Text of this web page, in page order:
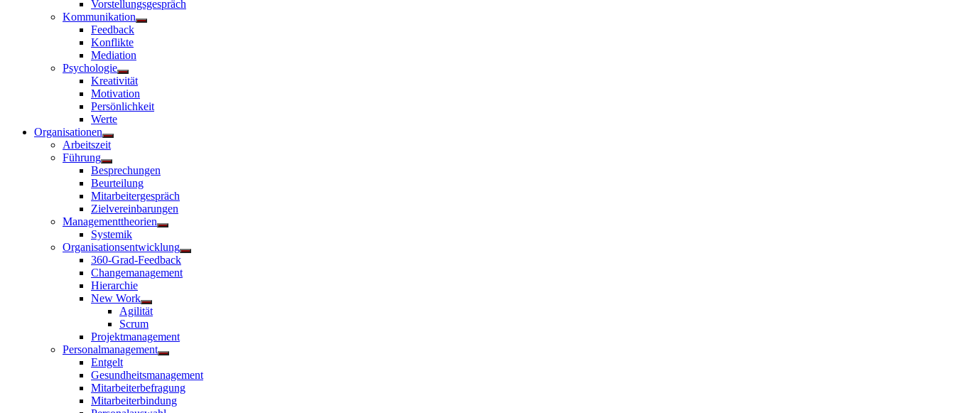
Vorstellungsgespräch
Kommunikation
Untermenü
Feedback
Konflikte
Mediation
Psychologie
Untermenü
anzeigen
Kreativität
Motivation
Persönlichkeit
Werte
Organisationen
Untermenü
anzeigen
Arbeitszeit
Führung
Untermenü
anzeigen
Besprechungen
Beurteilung
Mitarbeitergespräch
Zielvereinbarungen
Managementtheorien
Untermenü
Systemik
Organisationsentwicklung
Untermenü
360-Grad-Feedback
Changemanagement
Hierarchie
New Work
Untermenü
anzeigen
Agilität
Scrum
Projektmanagement
Personalmanagement
Untermenü
Entgelt
Gesundheitsmanagement
Mitarbeiterbefragung
Mitarbeiterbindung